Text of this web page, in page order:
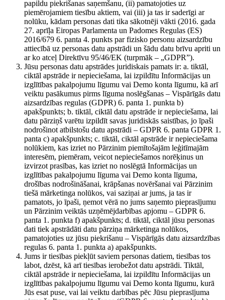
papildu piekrišanas saņemšanu, (ii) pamatojoties uz
piemērojamiem tiesību aktiem, vai (iii) ja tas ir saderīgi ar
nolūku, kādam personas dati tika sākotnēji vākti (2016. gada
27. aprīļa Eiropas Parlamenta un Padomes Regulas (ES)
2016/679 6. panta 4. punkts par fizisko personu aizsardzību
attiecībā uz personas datu apstrādi un šādu datu brīvu apriti un
ar ko atceļ Direktīvu 95/46/EK (turpmāk – „GDPR”).
Jūsu personas datu apstrādes juridiskais pamats ir: a. tiktāl,
ciktāl apstrāde ir nepieciešama, lai izpildītu Informācijas un
izglītības pakalpojumu līgumu vai Demo konta līgumu, kā arī
veiktu pasākumus pirms līguma noslēgšanas – Vispārīgās datu
aizsardzības regulas (GDPR) 6. panta 1. punkta b)
apakšpunkts; b. tiktāl, ciktāl datu apstrāde ir nepieciešama, lai
datu pārziņš varētu izpildīt savas juridiskās saistības, jo īpaši
nodrošinot atbilstošu datu apstrādi – GDPR 6. panta GDPR 1.
panta c) apakšpunkts; c. tiktāl, ciktāl apstrāde ir nepieciešama
nolūkiem, kas izriet no Pārzinim piemītošajām leģitīmajām
interesēm, piemēram, veicot nepieciešamos norēķinus un
izvirzot prasības, kas izriet no noslēgtā Informācijas un
izglītības pakalpojumu līguma vai Demo konta līguma,
drošības nodrošināšanai, krāpšanas novēršanai vai Pārzinim
tiešā mārketinga nolūkos, vai saziņai ar jums, ja tas ir
pamatots, jo īpaši, ņemot vērā no jums saņemto pieprasījumu
un Pārzinim veiktās uzņēmējdarbības apjomu – GDPR 6.
panta 1. punkta f) apakšpunkts; d. tiktāl, ciktāl jūsu personas
dati tiek apstrādāti datu pārziņa mārketinga nolūkos,
pamatojoties uz jūsu piekrišanu – Vispārīgās datu aizsardzības
regulas 6. panta 1. punkta a) apakšpunkts.
Jums ir tiesības piekļūt saviem personas datiem, tiesības tos
labot, dzēst, kā arī tiesības ierobežot datu apstrādi. Tiktāl,
ciktāl apstrāde ir nepieciešama, lai izpildītu Informācijas un
izglītības pakalpojumu līgumu vai Demo konta līgumu, kurā
Jūs esat puse, vai lai veiktu darbības pēc Jūsu pieprasījuma